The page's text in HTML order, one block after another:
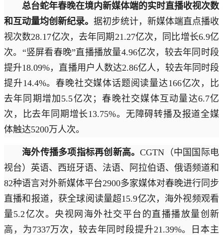
总台蛇年春晚在境内新媒体端的实时直播收视次数
和互动量均创新纪录。 据初步统计，新媒体端直点播收
视次数28.17亿次，去年同期21.27亿次，同比增长6.9亿
次。“竖屏看春晚”直播播放量4.96亿次，较去年同时段
提升18.09%，直播用户人数达2.86亿人，较去年同时段
提升14.4%。春晚社交媒体话题阅读量达166亿次，比
去年同期增加5.5亿次；春晚社交媒体互动量达6.7亿
次，比去年同期增长13.75%。无障碍转播及报道全媒
体触达5200万人次。
海外传播多项指标再创新高。CGTN（中国国际电
视台）英语、西班牙语、法语、阿拉伯语、俄语频道和
82种语言对外新媒体平台2900多家媒体对春晚进行同步
直播和报道，获全球阅读量超15.9亿次，海外视频观看
量5.2亿次。央视网海外社交平台的直播播放量创新
高，为7337万次，较去年同时段提升21.39%。日本主